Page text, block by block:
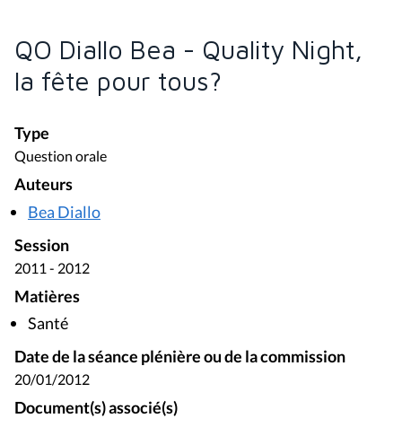
QO Diallo Bea - Quality Night,
la fête pour tous?
Type
Question orale
Auteurs
Bea Diallo
Session
2011 - 2012
Matières
Santé
Date de la séance plénière ou de la commission
20/01/2012
Document(s) associé(s)